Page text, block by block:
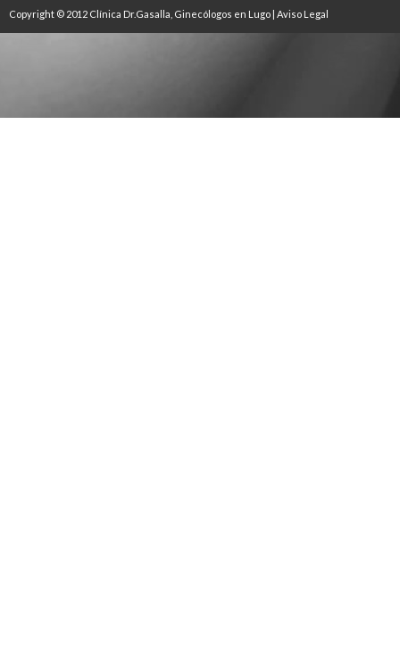
Copyright © 2012 Clínica Dr.Gasalla, Ginecólogos en Lugo | Aviso Legal